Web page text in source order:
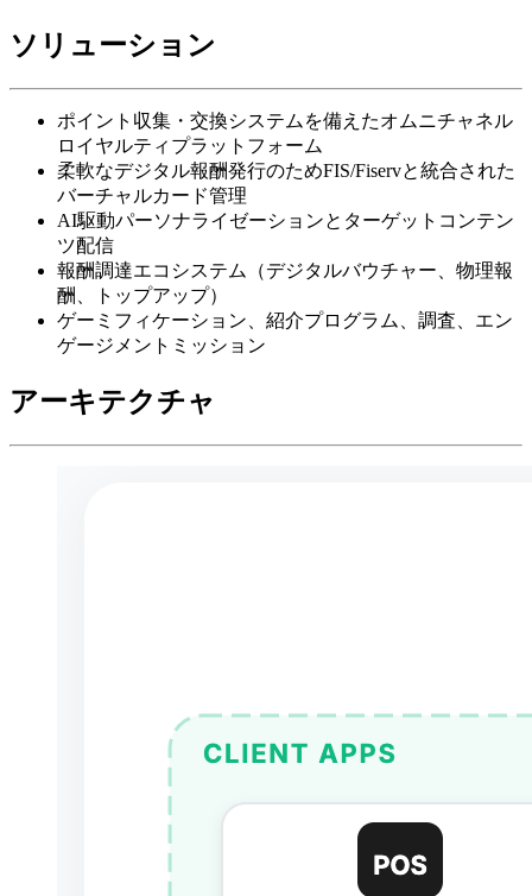
ソリューション
ポイント収集・交換システムを備えたオムニチャネル
ロイヤルティプラットフォーム
柔軟なデジタル報酬発行のためFIS/Fiservと統合された
バーチャルカード管理
AI駆動パーソナライゼーションとターゲットコンテン
ツ配信
報酬調達エコシステム（デジタルバウチャー、物理報
酬、トップアップ）
ゲーミフィケーション、紹介プログラム、調査、エン
ゲージメントミッション
アーキテクチャ